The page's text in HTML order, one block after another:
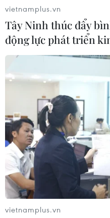
Giá vàng giao ngay tăng
vào lúc 1 giờ 40 phút
giá dầu thô ngọt nhẹ Mỹ
ỉtăng 2 xu Mỹ lên 80,15
vietnamplus.vn
Tây Ninh thúc đẩy
động lực phát triển
vietnamplus.vn